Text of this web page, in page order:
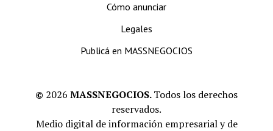
Cómo anunciar
Legales
Publicá en MASSNEGOCIOS
© 2026 MASSNEGOCIOS.Todos los derechos
reservados.
Medio digital de información empresarial y de